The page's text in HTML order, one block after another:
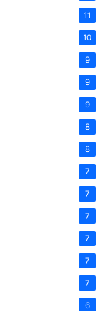
11
10
9
9
9
8
8
7
7
7
7
7
7
6